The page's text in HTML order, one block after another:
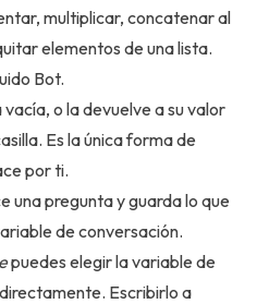
multiplicar, concatenar al
elementos de una lista.
Bot.
o la devuelve a su valor
Es la única forma de
por ti.
una pregunta y guarda lo que
de conversación.
puedes elegir la variable de
Escribirlo a